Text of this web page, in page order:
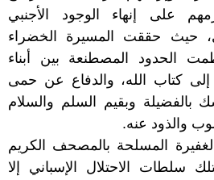
على إنهاء الوجود الأجنبي
حيث حققت المسيرة الخضراء
الحدود المصطنعة بين أبناء
إلى كتاب الله، والدفاع عن حمى
بالفضيلة وبقيم السلم والسلام
والذود عنه.
المسلحة بالمصحف الكريم
سلطات الاحتلال الإسباني إلا